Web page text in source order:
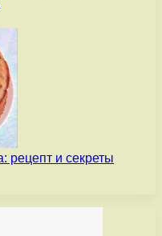
рецепт и секреты